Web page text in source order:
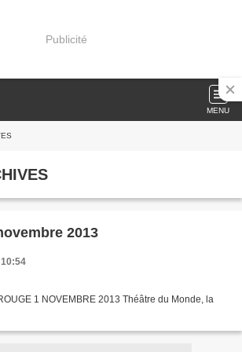
Publicité
MENU
2013
1 NOVEMBRE 2013 Théâtre du Monde, la